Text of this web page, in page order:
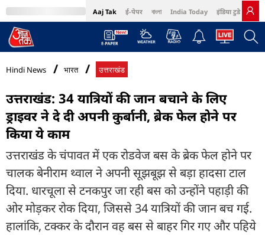
Aaj Tak ई-पेपर বাংলা India Today इंडिया टुडे हिंदी
MumbaiTak Cosmopolitan Harper's Bazaar Northeast
Hindi News भारत उत्तराखंड
उत्तराखंड: 34 यात्रियों की जान बचाने के लिए
ड्राइवर ने दे दी अपनी कुर्बानी, ब्रेक फेल होने पर
किया ये काम
उत्तराखंड के चंपावत में एक रोडवेज बस के ब्रेक फेल होने पर
चालक बेनीराम थ्वाल ने अपनी सूझबूझ से बड़ा हादसा टाल
दिया. धारचूला से टनकपुर जा रही बस को उन्होंने पहाड़ी की
ओर मोड़कर रोक दिया, जिससे 34 यात्रियों की जान बच गई.
हालांकि, टक्कर के दौरान वह बस से बाहर गिर गए और पहिये